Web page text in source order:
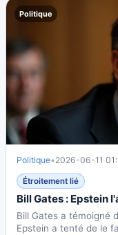
Politique
Politique• 2026-06-11
Étroitement lié
Bill Gates : Epstein
Bill Gates a témoigné
Epstein a tenté de le